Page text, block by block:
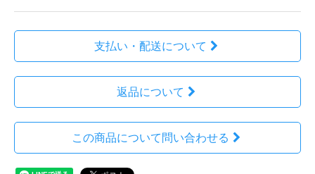
支払い・配送について
返品について
この商品について問い合わせる